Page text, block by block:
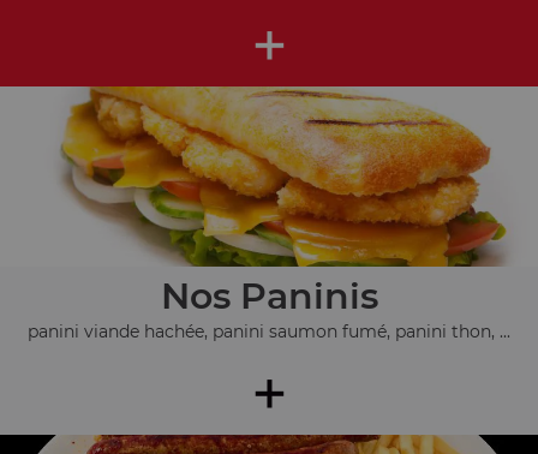
+
Nos Paninis
panini viande hachée, panini saumon fumé, panini thon, ...
+